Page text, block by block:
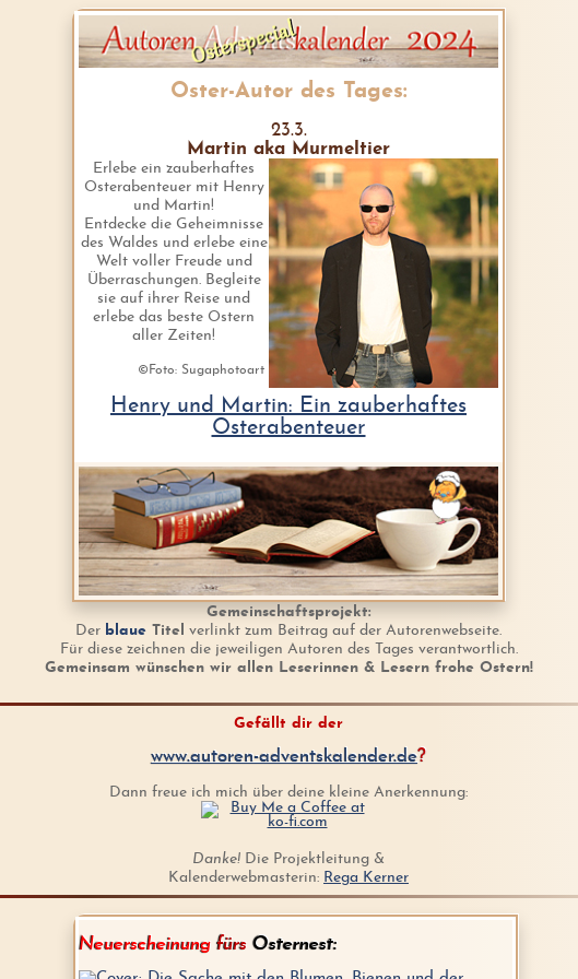
Oster-Autor des Tages:
23.3.
Martin aka Murmeltier
Erlebe ein zauberhaftes
Osterabenteuer mit Henry
und Martin!
Entdecke die Geheimnisse
des Waldes und erlebe eine
Welt voller Freude und
Überraschungen. Begleite
sie auf ihrer Reise und
erlebe das beste Ostern
aller Zeiten!
©Foto: Sugaphotoart
Henry und Martin: Ein zauberhaftes
Osterabenteuer
Gemeinschaftsprojekt:
Der blaue Titel
verlinkt zum Beitrag auf der Autorenwebseite.
Für diese zeichnen die jeweiligen Autoren des Tages verantwortlich.
Gemeinsam wünschen wir allen Leserinnen & Lesern frohe Ostern!
Gefällt dir der
www.autoren-adventskalender.de?
Dann freue ich mich über deine kleine Anerkennung:
Danke! Die Projektleitung &
Kalenderwebmasterin: Rega Kerner
Neuerscheinungfürs Osternest: